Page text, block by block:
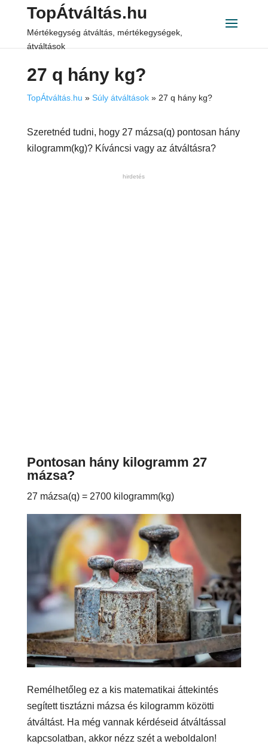
TopÁtváltás.hu
Mértékegység átváltás, mértékegységek,
átváltások
27 q hány kg?
TopÁtváltás.hu » Súly átváltások» 27 q hány kg?
Szeretnéd tudni, hogy 27 mázsa(q) pontosan hány
kilogramm(kg)? Kíváncsi vagy az átváltásra?
hirdetés
Pontosan hány kilogramm 27
mázsa?
27 mázsa(q) = 2700 kilogramm(kg)
Remélhetőleg ez a kis matematikai áttekintés
segített tisztázni mázsa és kilogramm közötti
átváltást. Ha még vannak kérdéseid átváltással
kapcsolatban, akkor nézz szét a weboldalon!